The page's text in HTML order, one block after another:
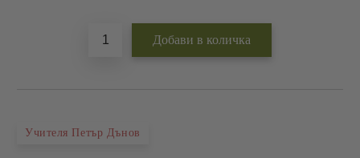
Учителя Петър Дънов